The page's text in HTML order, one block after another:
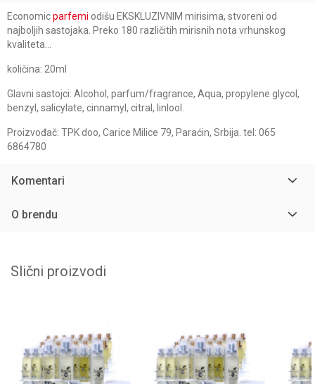
Economicparfemi odišu EKSKLUZIVNIM mirisima, stvoreni od
najboljih sastojaka. Preko 180 različitih mirisnih nota vrhunskog
kvaliteta…
količina: 20ml
Glavni sastojci: Alcohol, parfum/fragrance, Aqua, propylene glycol,
benzyl, salicylate, cinnamyl, citral, linlool.
Proizvođač: TPK doo, Carice Milice 79, Paraćin, Srbija. tel: 065
6864780
Komentari
O brendu
Slični proizvodi